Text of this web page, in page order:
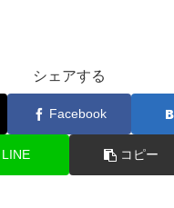
シェアする
Facebook
LINE コピー